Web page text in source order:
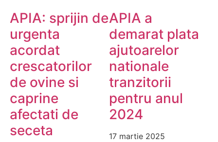
APIA: sprijin de
urgenta
acordat
crescatorilor
de ovine si
caprine
afectati de
seceta
APIA a
demarat plata
ajutoarelor
nationale
tranzitorii
pentru anul
2024
17 martie 2025